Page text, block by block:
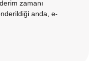
zamanı
anda, e-